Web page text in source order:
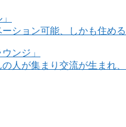
ション可能、しかも住め
人が集まり交流が生まれ